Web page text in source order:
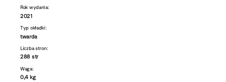
Rok wydania:
2021
Typ okładki:
twarda
Liczba stron:
288 str
Waga:
0,4 kg